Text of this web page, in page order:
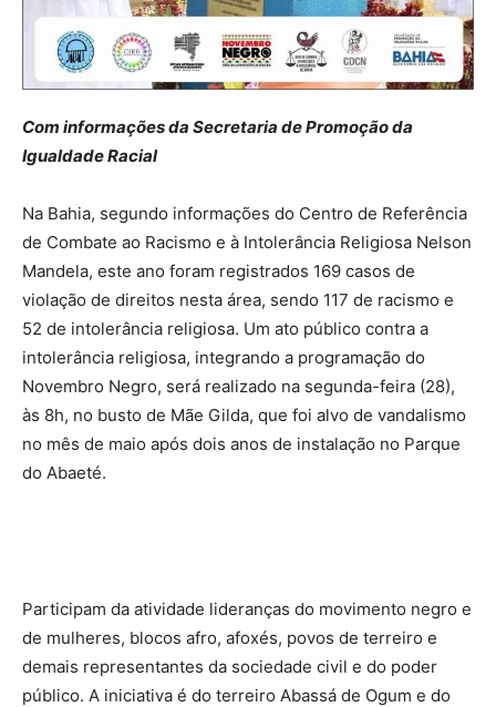
Com informações da Secretaria de Promoção da
Igualdade Racial
Na Bahia, segundo informações do Centro de Referência
de Combate ao Racismo e à Intolerância Religiosa Nelson
Mandela, este ano foram registrados 169 casos de
violação de direitos nesta área, sendo 117 de racismo e
52 de intolerância religiosa. Um ato público contra a
intolerância religiosa, integrando a programação do
Novembro Negro, será realizado na segunda-feira (28),
às 8h, no busto de Mãe Gilda, que foi alvo de vandalismo
no mês de maio após dois anos de instalação no Parque
do Abaeté.
Participam da atividade lideranças do movimento negro e
de mulheres, blocos afro, afoxés, povos de terreiro e
demais representantes da sociedade civil e do poder
público. A iniciativa é do terreiro Abassá de Ogum e do